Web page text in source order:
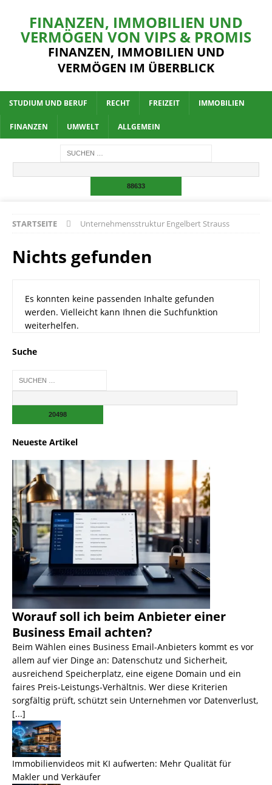
FINANZEN, IMMOBILIEN UND
VERMÖGEN VON VIPS & PROMIS
FINANZEN, IMMOBILIEN UND
VERMÖGEN IM ÜBERBLICK
STUDIUM UND BERUF RECHT FREIZEIT IMMOBILIEN
FINANZEN UMWELT ALLGEMEIN
STARTSEITE Unternehmensstruktur Engelbert Strauss
Nichts gefunden
Es konnten keine passenden Inhalte gefunden
werden. Vielleicht kann Ihnen die Suchfunktion
weiterhelfen.
Suche
Neueste Artikel
Worauf soll ich beim Anbieter einer
Business Email achten?
Beim Wählen eines Business Email-Anbieters kommt es vor
allem auf vier Dinge an: Datenschutz und Sicherheit,
ausreichend Speicherplatz, eine eigene Domain und ein
faires Preis-Leistungs-Verhältnis. Wer diese Kriterien
sorgfältig prüft, schützt sein Unternehmen vor Datenverlust,
[...]
Immobilienvideos mit KI aufwerten: Mehr Qualität für
Makler und Verkäufer